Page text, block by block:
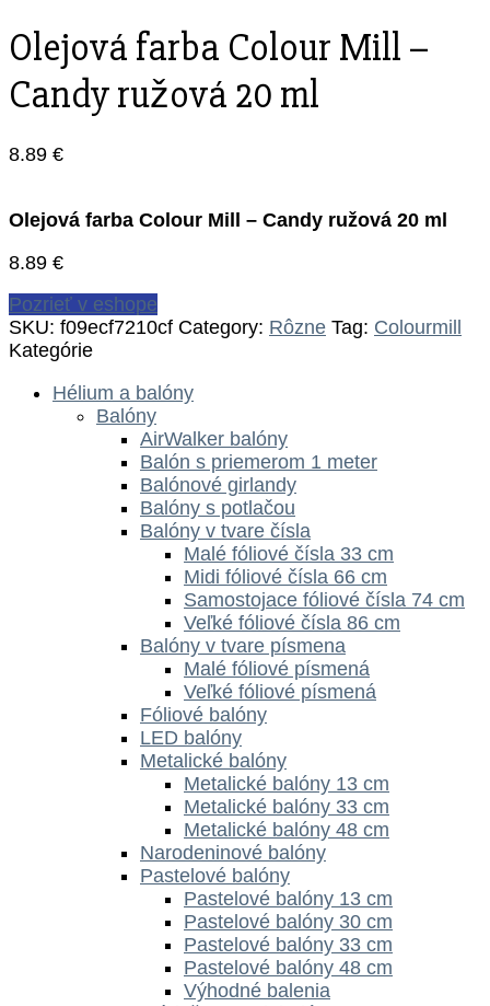
Olejová farba Colour Mill –
Candy ružová 20 ml
8.89 €
Olejová farba Colour Mill – Candy ružová 20 ml
8.89 €
Pozrieť v eshope
SKU: f09ecf7210cf Category: Rôzne Tag: Colourmill
Kategórie
Hélium a balóny
Balóny
AirWalker balóny
Balón s priemerom 1 meter
Balónové girlandy
Balóny s potlačou
Balóny v tvare čísla
Malé fóliové čísla 33 cm
Midi fóliové čísla 66 cm
Samostojace fóliové čísla 74 cm
Veľké fóliové čísla 86 cm
Balóny v tvare písmena
Malé fóliové písmená
Veľké fóliové písmená
Fóliové balóny
LED balóny
Metalické balóny
Metalické balóny 13 cm
Metalické balóny 33 cm
Metalické balóny 48 cm
Narodeninové balóny
Pastelové balóny
Pastelové balóny 13 cm
Pastelové balóny 30 cm
Pastelové balóny 33 cm
Pastelové balóny 48 cm
Výhodné balenia